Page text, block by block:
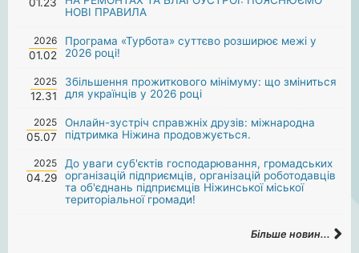
НОВІ ПРАВИЛА
2026
01.02
Програма «Турбота» суттєво розширює межі у
2026 році!
2025
12.31
Збільшення прожиткового мінімуму: що зміниться
для українців у 2026 році
2025
05.07
Онлайн-зустріч справжніх друзів: міжнародна
підтримка Ніжина продовжується.
2025
04.29
До уваги суб'єктів господарювання, громадських
організацій підприємців, організацій роботодавців
та об'єднань підприємців Ніжинської міської
територіальної громади!
Більше новин...